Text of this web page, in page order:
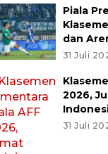
Piala
dan
31 Juli
2026,
31 Juli